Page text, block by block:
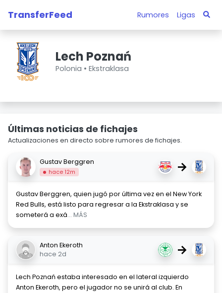
TransferFeed Rumores Ligas
Lech Poznań
Polonia • Ekstraklasa
Últimas noticias de fichajes
Actualizaciones en directo sobre rumores de fichajes.
Gustav Berggren
hace 12m →
Gustav Berggren, quien jugó por última vez en el New York
Red Bulls, está listo para regresar a la Ekstraklasa y se
someterá a exá... MÁS
Anton Ekeroth
hace 2d
→
Lech Poznań estaba interesado en el lateral izquierdo
Anton Ekeroth, pero el jugador no se unirá al club. En